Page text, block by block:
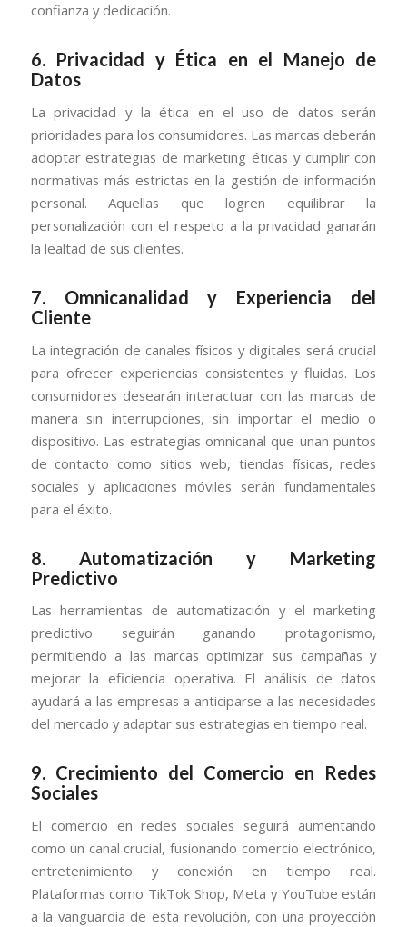
confianza y dedicación.
6. Privacidad y Ética en el Manejo de
Datos
La privacidad y la ética en el uso de datos serán
prioridades para los consumidores. Las marcas deberán
adoptar estrategias de marketing éticas y cumplir con
normativas más estrictas en la gestión de información
personal. Aquellas que logren equilibrar la
personalización con el respeto a la privacidad ganarán
la lealtad de sus clientes.
7. Omnicanalidad y Experiencia del
Cliente
La integración de canales físicos y digitales será crucial
para ofrecer experiencias consistentes y fluidas. Los
consumidores desearán interactuar con las marcas de
manera sin interrupciones, sin importar el medio o
dispositivo. Las estrategias omnicanal que unan puntos
de contacto como sitios web, tiendas físicas, redes
sociales y aplicaciones móviles serán fundamentales
para el éxito.
8. Automatización y Marketing
Predictivo
Las herramientas de automatización y el marketing
predictivo seguirán ganando protagonismo,
permitiendo a las marcas optimizar sus campañas y
mejorar la eficiencia operativa. El análisis de datos
ayudará a las empresas a anticiparse a las necesidades
del mercado y adaptar sus estrategias en tiempo real.
9. Crecimiento del Comercio en Redes
Sociales
El comercio en redes sociales seguirá aumentando
como un canal crucial, fusionando comercio electrónico,
entretenimiento y conexión en tiempo real.
Plataformas como TikTok Shop, Meta y YouTube están
a la vanguardia de esta revolución, con una proyección